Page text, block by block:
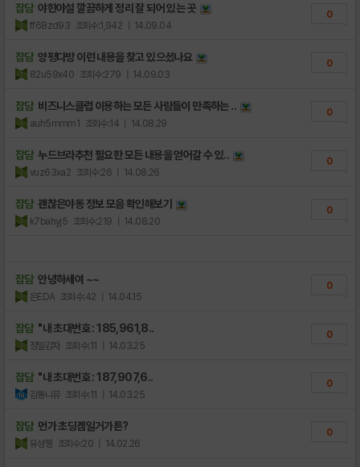
잡담 야한야설 깔끔하게 정리 잘 되어 있는 곳
ff68zd93 조회수:1,942 | 14.09.04
0
잡담 양평다방 이런 내용을 찾고 있으셨나요
82u59x40 조회수:279 | 14.09.03
0
잡담 비즈니스클럽 이용하는 모든 사람들이 만족하는 ..
auh5mmm1 조회수:14 | 14.08.29
0
잡담 누드브라추천 필요한 모든 내용을 얻어갈 수 있..
vuz63xa2 조회수:26 | 14.08.26
0
잡담 괜찮은야동 정보 모음 확인해보기
k7bahyj5 조회수:219 | 14.08.20
0
잡담 안녕하세여 ~~
은EDA 조회수:42 | 14.04.15
0
잡담 "내 초대번호 : 185,961,8..
정밀감자 조회수:11 | 14.03.25
0
잡담 "내 초대번호 : 187,907,6..
감동니뮤 조회수:11 | 14.03.25
0
잡담 먼가 초딩겜일거가튼?
유성찡 조회수:20 | 14.02.26
0